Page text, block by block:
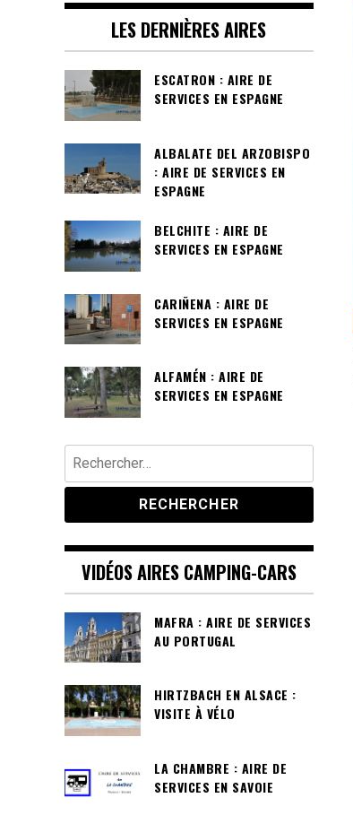
LES DERNIÈRES AIRES
ESCATRON : AIRE DE
SERVICES EN ESPAGNE
ALBALATE DEL ARZOBISPO
: AIRE DE SERVICES EN
ESPAGNE
BELCHITE : AIRE DE
SERVICES EN ESPAGNE
CARIÑENA : AIRE DE
SERVICES EN ESPAGNE
ALFAMÉN : AIRE DE
SERVICES EN ESPAGNE
Rechercher :
VIDÉOS AIRES CAMPING-CARS
MAFRA : AIRE DE SERVICES
AU PORTUGAL
HIRTZBACH EN ALSACE :
VISITE À VÉLO
LA CHAMBRE : AIRE DE
SERVICES EN SAVOIE